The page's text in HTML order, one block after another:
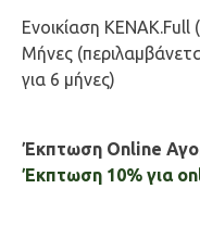
Ενοικίαση
Μήνες
για 6 μήνες)
Έκπτωση Online
Έκπτωση 10% για